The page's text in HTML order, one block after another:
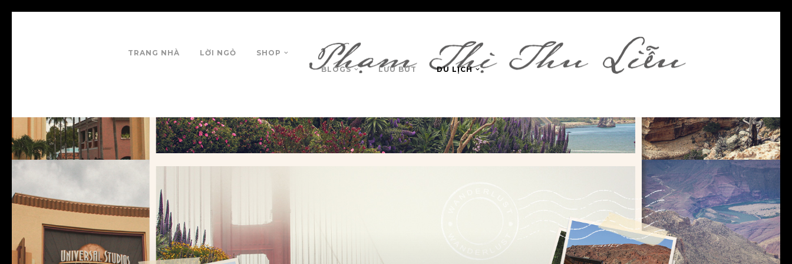
TRANG NHÀ LỜI NGỎ
SHOP
BLOGS
LƯU BÚT DU LỊCH